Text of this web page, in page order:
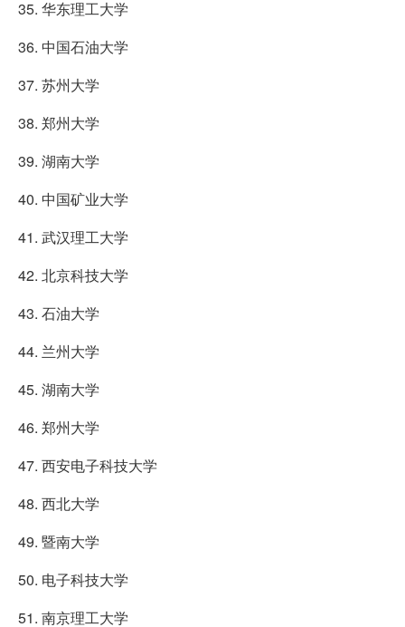
35. 华东理工大学
36. 中国石油大学
37. 苏州大学
38. 郑州大学
39. 湖南大学
40. 中国矿业大学
41. 武汉理工大学
42. 北京科技大学
43. 石油大学
44. 兰州大学
45. 湖南大学
46. 郑州大学
47. 西安电子科技大学
48. 西北大学
49. 暨南大学
50. 电子科技大学
51. 南京理工大学